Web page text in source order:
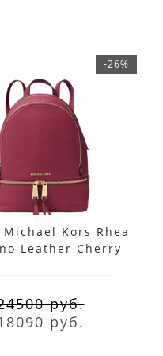
-26%
Michael Kors Rhea
Leather Cherry
руб.
руб.